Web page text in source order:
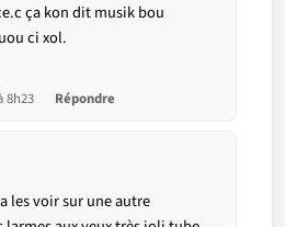
ça kon dit musik bou
ci xol.
8h23 Répondre
les voir sur une autre